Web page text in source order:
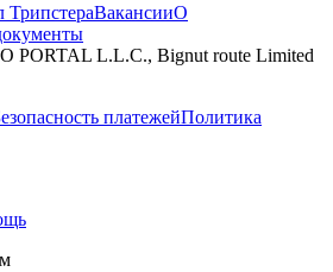
ТрипстераВакансииО
PORTAL L.L.C., Bignut route Limited
платежейПолитика